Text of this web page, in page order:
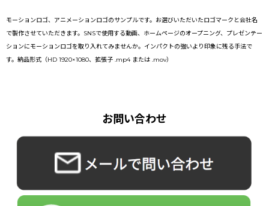
モーションロゴ、アニメーションロゴのサンプルです。お選びいただいたロゴマークと会社名
で製作させていただきます。SNSで使用する動画、ホームページのオープニング、プレゼンテー
ションにモーションロゴを取り入れてみませんか。インパクトの強いより印象に残る手法で
す。納品形式（HD 1920×1080、拡張子 .mp4 または .mov）
お問い合わせ